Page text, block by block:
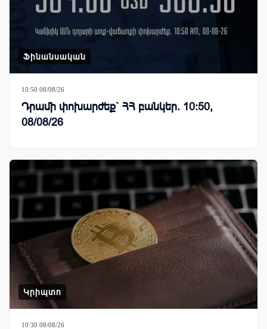
Ֆինանսական
10:50 08/08/26
Դրամի փոխարժեք` ՀՀ բանկեր. 10:50,
08/08/26
Կրիպտո
10:30 08/08/26